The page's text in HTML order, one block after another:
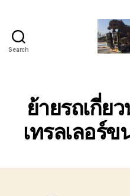
Search
ย้ายรถเกี่ย
เทรลเลอร์ข